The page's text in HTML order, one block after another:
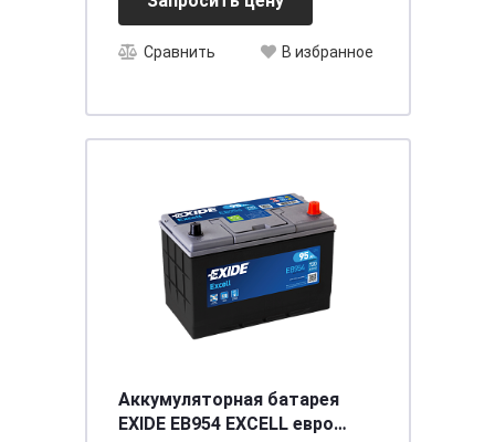
Сравнить В избранное
Аккумуляторная батарея
EXIDE EB954 EXCELL евро